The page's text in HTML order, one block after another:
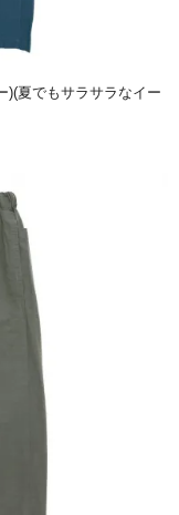
)(夏でもサラサラなイー